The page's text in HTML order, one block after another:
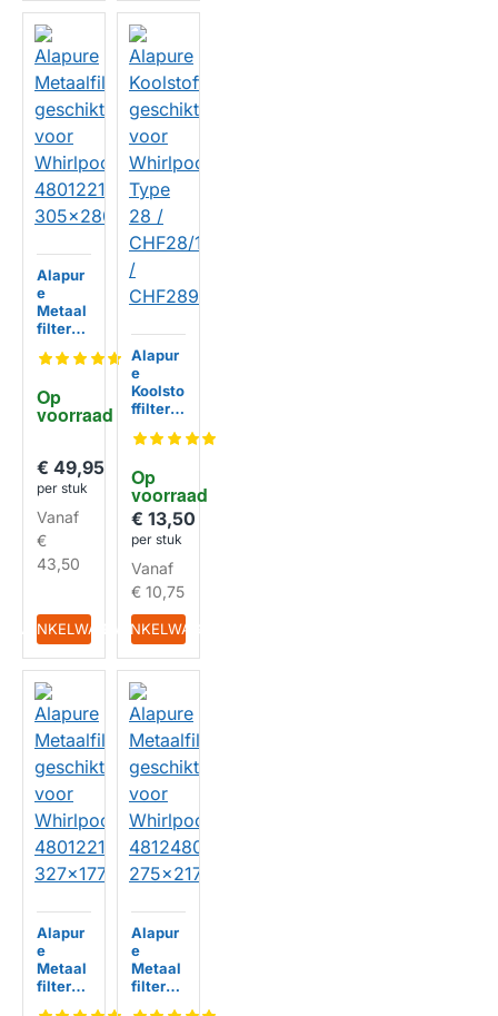
Op
voorraad
Alapur
e
Metaal
filter
kt voor
ool
480122
80mm
€ 49,95
per stuk
Vanaf
€
43,50
IN WINKELWAGEN
HUISMERK
Op
voorraad
Alapur
e
Koolsto
ffilter
kt voor
ool
Type
28 /
CHF28/
1 /
CHF28
9B
€ 13,50
per stuk
Vanaf
€ 10,75
IN WINKELWAGEN
Alapur
e
Metaal
filter
Alapur
e
Metaal
filter